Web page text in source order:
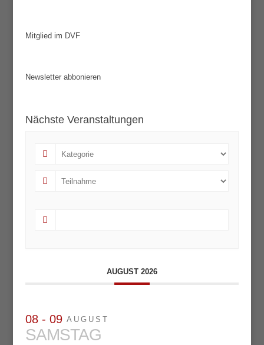
Mitglied im DVF
Newsletter abbonieren
Nächste Veranstaltungen
AUGUST 2026
08 - 09 AUGUST
SAMSTAG